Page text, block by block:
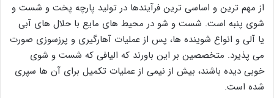
از مهم ترین و اساسی ترین فرآیندها در تولید پارچه پخت و شست و
شوی پنبه است. شست و شو در محیط های مایع با حلال های آبی
یا آلی و انواع شوینده ها، پس از عملیات آهارگیری و پرزسوزی صورت
می پذیرد. متخصصین بر این باورند که الیافی که شست و شوی
خوبی دیده باشند، بیش از نیمی از عملیات تکمیل برای آن ها سپری
شده است.